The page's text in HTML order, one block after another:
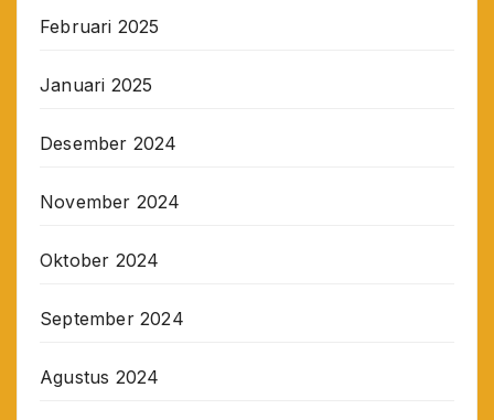
Februari 2025
Januari 2025
Desember 2024
November 2024
Oktober 2024
September 2024
Agustus 2024